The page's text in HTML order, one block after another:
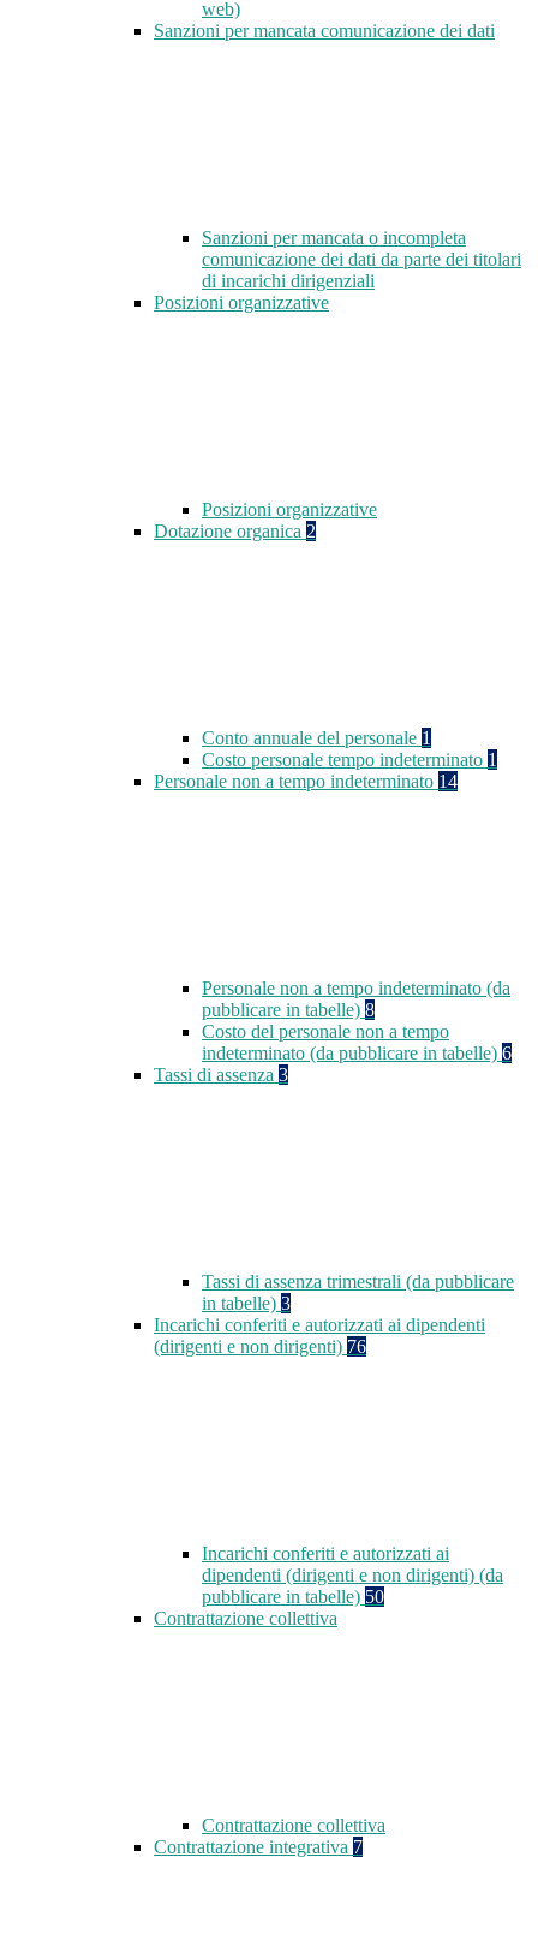
web)
Sanzioni per mancata comunicazione dei dati
Sanzioni per mancata o incompleta
comunicazione dei dati da parte dei titolari
di incarichi dirigenziali
Posizioni organizzative
Posizioni organizzative
Dotazione organica 2
Conto annuale del personale 1
Costo personale tempo indeterminato 1
Personale non a tempo indeterminato 14
Personale non a tempo indeterminato (da
pubblicare in tabelle) 8
Costo del personale non a tempo
indeterminato (da pubblicare in tabelle) 6
Tassi di assenza 3
Tassi di assenza trimestrali (da pubblicare
in tabelle) 3
Incarichi conferiti e autorizzati ai dipendenti
(dirigenti e non dirigenti) 76
Incarichi conferiti e autorizzati ai
dipendenti (dirigenti e non dirigenti) (da
pubblicare in tabelle) 50
Contrattazione collettiva
Contrattazione collettiva
Contrattazione integrativa 7